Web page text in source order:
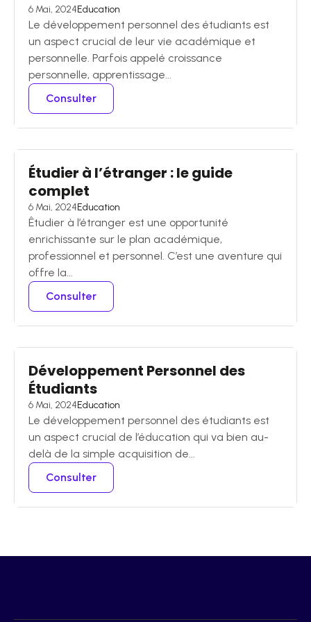
6 Mai, 2024Education
Le développement personnel des étudiants est
un aspect crucial de leur vie académique et
personnelle. Parfois appelé croissance
personnelle, apprentissage...
Consulter
Étudier à l’étranger : le guide
complet
6 Mai, 2024Education
Êtudier à l’étranger est une opportunité
enrichissante sur le plan académique,
professionnel et personnel. C’est une aventure qui
offre la...
Consulter
Développement Personnel des
Étudiants
6 Mai, 2024Education
Le développement personnel des étudiants est
un aspect crucial de l’éducation qui va bien au-
delà de la simple acquisition de...
Consulter